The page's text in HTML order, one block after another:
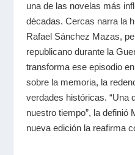
una de las novelas más
décadas. Cercas narra la
Rafael Sánchez Mazas,
republicano durante la
transforma ese episodio
sobre la memoria, la
verdades históricas. “Una
nuestro tiempo”, la definió
nueva edición la reafirma